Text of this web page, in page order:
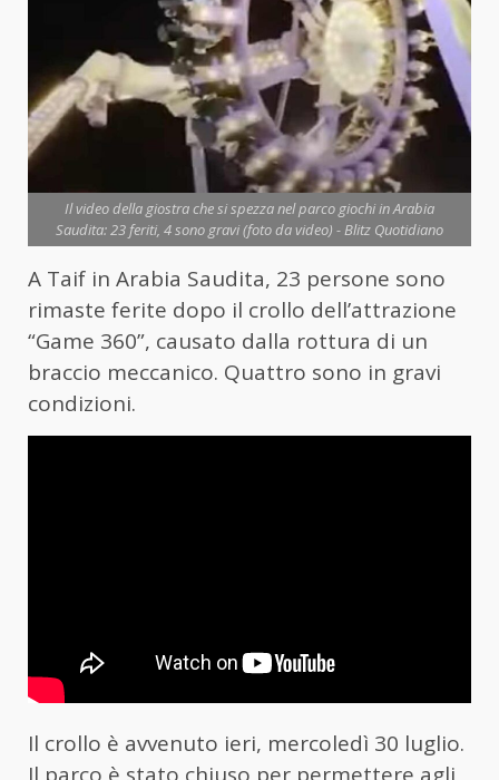
Il video della giostra che si spezza nel parco giochi in Arabia
Saudita: 23 feriti, 4 sono gravi (foto da video) - Blitz Quotidiano
A Taif in Arabia Saudita, 23 persone sono
rimaste ferite dopo il crollo dell’attrazione
“Game 360”, causato dalla rottura di un
braccio meccanico. Quattro sono in gravi
condizioni.
Il crollo è avvenuto ieri, mercoledì 30 luglio.